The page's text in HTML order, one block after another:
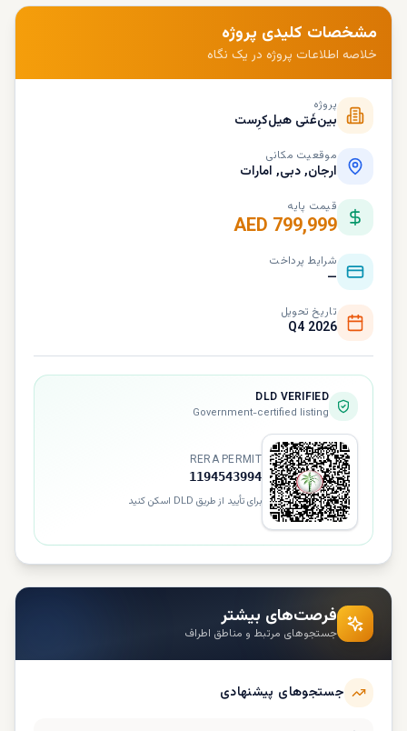
مشخصات کلیدی پروژه
خلاصه اطلاعات پروژه در یک نگاه
پروژه
بین‌غَتی هیل‌کرِست
موقعیت مکانی
ارجان, دبی, امارات
قیمت پایه
AED 799,999
شرایط پرداخت
—
تاریخ تحویل
Q4 2026
DLD VERIFIED
Government-certified listing
RERA PERMIT
1194543994
برای تأیید از طریق DLD اسکن کنید
فرصت‌های بیشتر
جستجوهای مرتبط و مناطق اطراف
جستجوهای پیشنهادی